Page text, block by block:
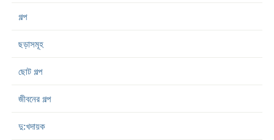
গল্প
ছড়াসমূহ
ছোট গল্প
জীবনের গল্প
দু:খদায়ক